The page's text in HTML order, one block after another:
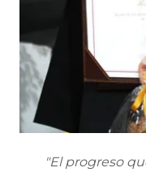
"El progreso